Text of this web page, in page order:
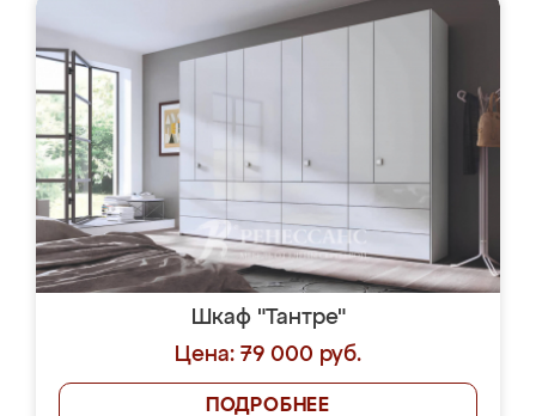
Шкаф "Тантре"
Цена: 79 000 руб.
ПОДРОБНЕЕ